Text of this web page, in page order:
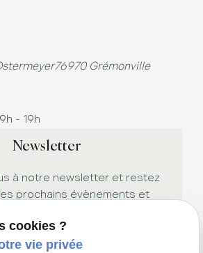
76970 Grémonville
- 19h
Newsletter
à notre newsletter et restez
prochains évènements et
cookies ?
vie privée